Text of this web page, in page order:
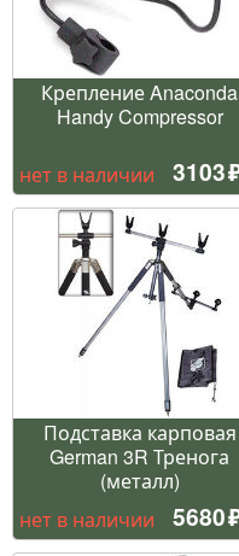
Крепление Anaconda
Handy Compressor
нет в наличии 3103
Подставка карповая
German 3R Тренога
(металл)
нет в наличии
5680